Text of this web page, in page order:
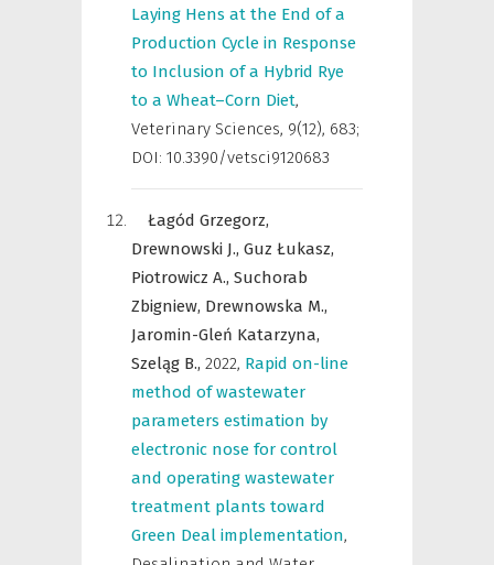
Laying Hens at the End of a
Production Cycle in Response
to Inclusion of a Hybrid Rye
to a Wheat–Corn Diet,
Veterinary Sciences, 9(12), 683;
DOI: 10.3390/vetsci9120683
Łagód Grzegorz,
Drewnowski J., Guz Łukasz,
Piotrowicz A., Suchorab
Zbigniew, Drewnowska M.,
Jaromin-Gleń Katarzyna,
Szeląg B., 2022, Rapid on-line
method of wastewater
parameters estimation by
electronic nose for control
and operating wastewater
treatment plants toward
Green Deal implementation,